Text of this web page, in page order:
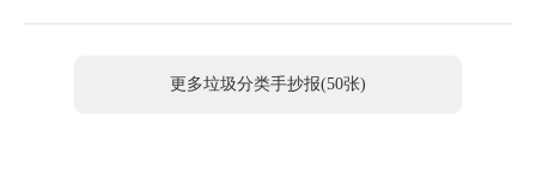
更多垃圾分类手抄报(50张)